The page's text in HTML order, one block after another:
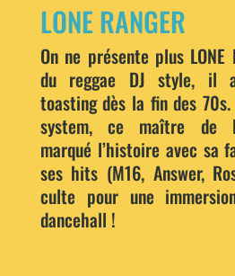
LONE RANGER
On ne présente plus LONE
du reggae DJ style, il
toasting dès la fin des
system, ce maître de
marqué l’histoire avec sa
ses hits (M16, Answer,
culte pour une
dancehall !